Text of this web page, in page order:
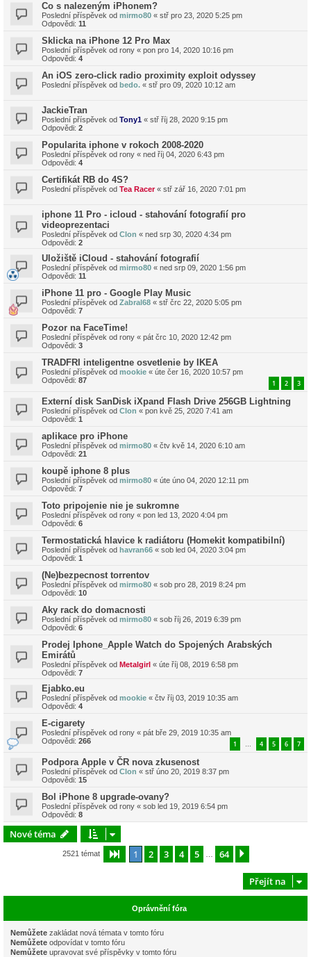
Co s nalezeným iPhonem?
Poslední příspěvek od mirmo80 « stř pro 23, 2020 5:25 pm
Odpovědi: 11
Sklicka na iPhone 12 Pro Max
Poslední příspěvek od rony « pon pro 14, 2020 10:16 pm
Odpovědi: 4
An iOS zero-click radio proximity exploit odyssey
Poslední příspěvek od bedo. « stř pro 09, 2020 10:12 am
JackieTran
Poslední příspěvek od Tony1 « stř říj 28, 2020 9:15 pm
Odpovědi: 2
Popularita iphone v rokoch 2008-2020
Poslední příspěvek od rony « ned říj 04, 2020 6:43 pm
Odpovědi: 4
Certifikát RB do 4S?
Poslední příspěvek od Tea Racer« stř zář 16, 2020 7:01 pm
iphone 11 Pro - icloud - stahování fotografií pro
videoprezentaci
Poslední příspěvek od Clon « ned srp 30, 2020 4:34 pm
Odpovědi: 2
Uložiště iCloud - stahování fotografií
Poslední příspěvek od mirmo80 « ned srp 09, 2020 1:56 pm
Odpovědi: 11
iPhone 11 pro - Google Play Music
Poslední příspěvek od Zabral68 « stř črc 22, 2020 5:05 pm
Odpovědi: 7
Pozor na FaceTime!
Poslední příspěvek od rony « pát črc 10, 2020 12:42 pm
Odpovědi: 3
TRADFRI inteligentne osvetlenie by IKEA
Poslední příspěvek od mookie « úte čer 16, 2020 10:57 pm
Odpovědi: 87 1 2 3
Externí disk SanDisk iXpand Flash Drive 256GB Lightning
Poslední příspěvek od Clon « pon kvě 25, 2020 7:41 am
Odpovědi: 1
aplikace pro iPhone
Poslední příspěvek od mirmo80 « čtv kvě 14, 2020 6:10 am
Odpovědi: 21
koupě iphone 8 plus
Poslední příspěvek od mirmo80 « úte úno 04, 2020 12:11 pm
Odpovědi: 7
Toto pripojenie nie je sukromne
Poslední příspěvek od rony « pon led 13, 2020 4:04 pm
Odpovědi: 6
Termostatická hlavice k radiátoru (Homekit kompatibilní)
Poslední příspěvek od havran66 « sob led 04, 2020 3:04 pm
Odpovědi: 1
(Ne)bezpecnost torrentov
Poslední příspěvek od mirmo80 « sob pro 28, 2019 8:24 pm
Odpovědi: 10
Aky rack do domacnosti
Poslední příspěvek od mirmo80 « sob říj 26, 2019 6:39 pm
Odpovědi: 6
Prodej Iphone_Apple Watch do Spojených Arabských
Emirátů
Poslední příspěvek od Metalgirl « úte říj 08, 2019 6:58 pm
Odpovědi: 7
Ejabko.eu
Poslední příspěvek od mookie « čtv říj 03, 2019 10:35 am
Odpovědi: 4
E-cigarety
Poslední příspěvek od rony « pát bře 29, 2019 10:35 am
Odpovědi: 266 1 … 4 5 6 7
Podpora Apple v ČR nova zkusenost
Poslední příspěvek od Clon « stř úno 20, 2019 8:37 pm
Odpovědi: 15
Bol iPhone 8 upgrade-ovany?
Poslední příspěvek od rony « sob led 19, 2019 6:54 pm
Odpovědi: 8
Nové téma
2521 témat Stránka z 64
1 2 3 4 5 64
Přejít na
Oprávnění fóra
Nemůžete zakládat nová témata v tomto fóru
Nemůžete odpovídat v tomto fóru
Nemůžete upravovat své příspěvky v tomto fóru